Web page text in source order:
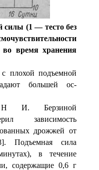
силы (1 — тесто без
время хранения
плохой подъемной
большей ос­
И. Бер­зиной
зависимость
дрож­жей от
Подъемная сила
в течение
содержащие 0,6 г